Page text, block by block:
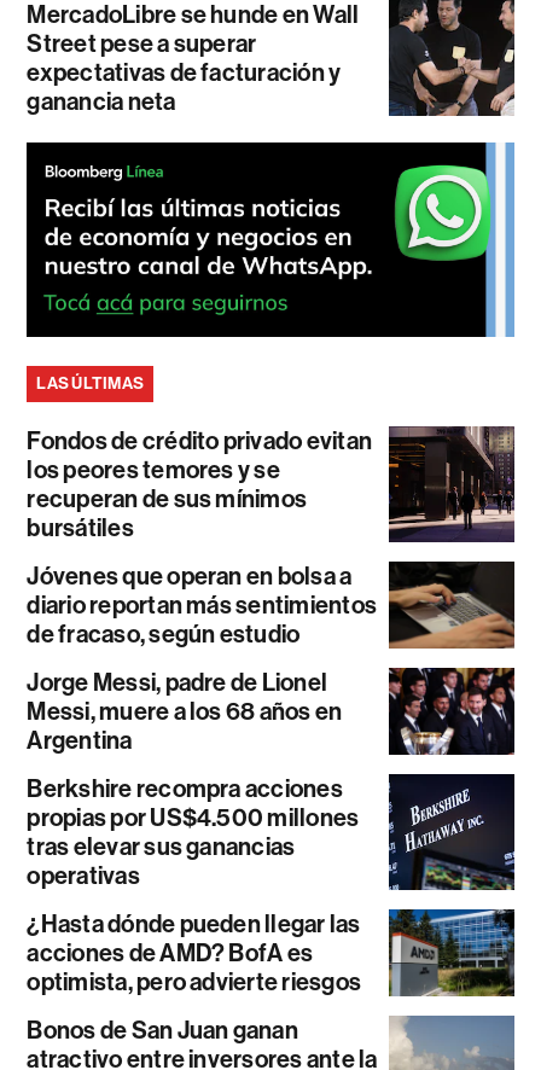
MercadoLibre se hunde en Wall
Street pese a superar
expectativas de facturación y
ganancia neta
LAS ÚLTIMAS
Fondos de crédito privado evitan
los peores temores y se
recuperan de sus mínimos
bursátiles
Jóvenes que operan en bolsa a
diario reportan más sentimientos
de fracaso, según estudio
Jorge Messi, padre de Lionel
Messi, muere a los 68 años en
Argentina
Berkshire recompra acciones
propias por US$4.500 millones
tras elevar sus ganancias
operativas
¿Hasta dónde pueden llegar las
acciones de AMD? BofA es
optimista, pero advierte riesgos
Bonos de San Juan ganan
atractivo entre inversores ante la